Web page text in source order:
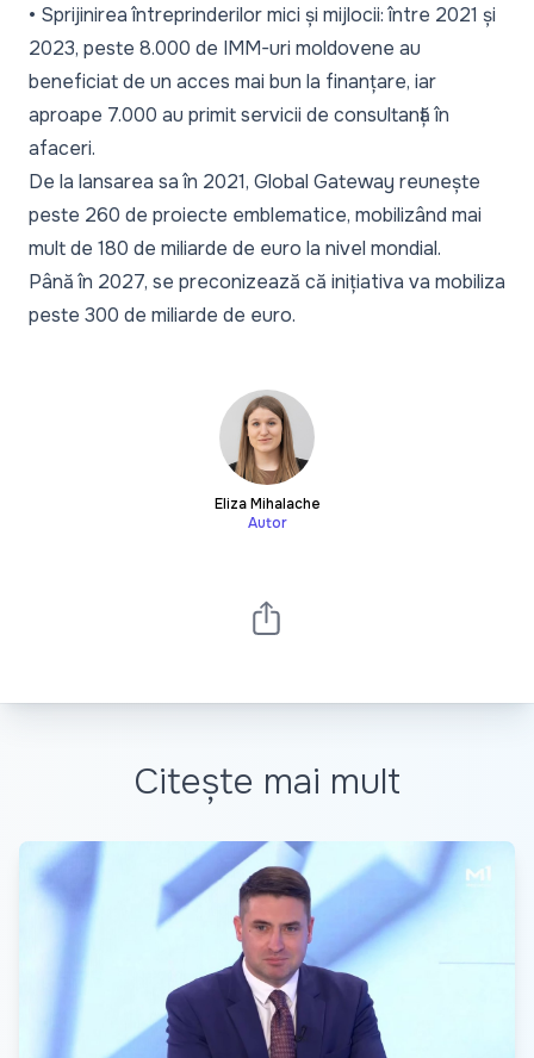
• Sprijinirea întreprinderilor mici și mijlocii: între 2021 și
2023, peste 8.000 de IMM-uri moldovene au
beneficiat de un acces mai bun la finanțare, iar
aproape 7.000 au primit servicii de consultanță în
afaceri.
De la lansarea sa în 2021, Global Gateway reunește
peste 260 de proiecte emblematice, mobilizând mai
mult de 180 de miliarde de euro la nivel mondial.
Până în 2027, se preconizează că inițiativa va mobiliza
peste 300 de miliarde de euro.
Eliza Mihalache
Autor
Citește mai mult